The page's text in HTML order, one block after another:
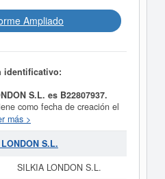
Ampliado
identificativo:
S.L. es B22807937.
como fecha de creación el
es ACTIVIDAD PRINCIPAL:
MENOR DE PRODUCTOS
OTRAS ACTIVIDADES:
dentro de la categoría del
más >
S.L.
SILKIA LONDON S.L.